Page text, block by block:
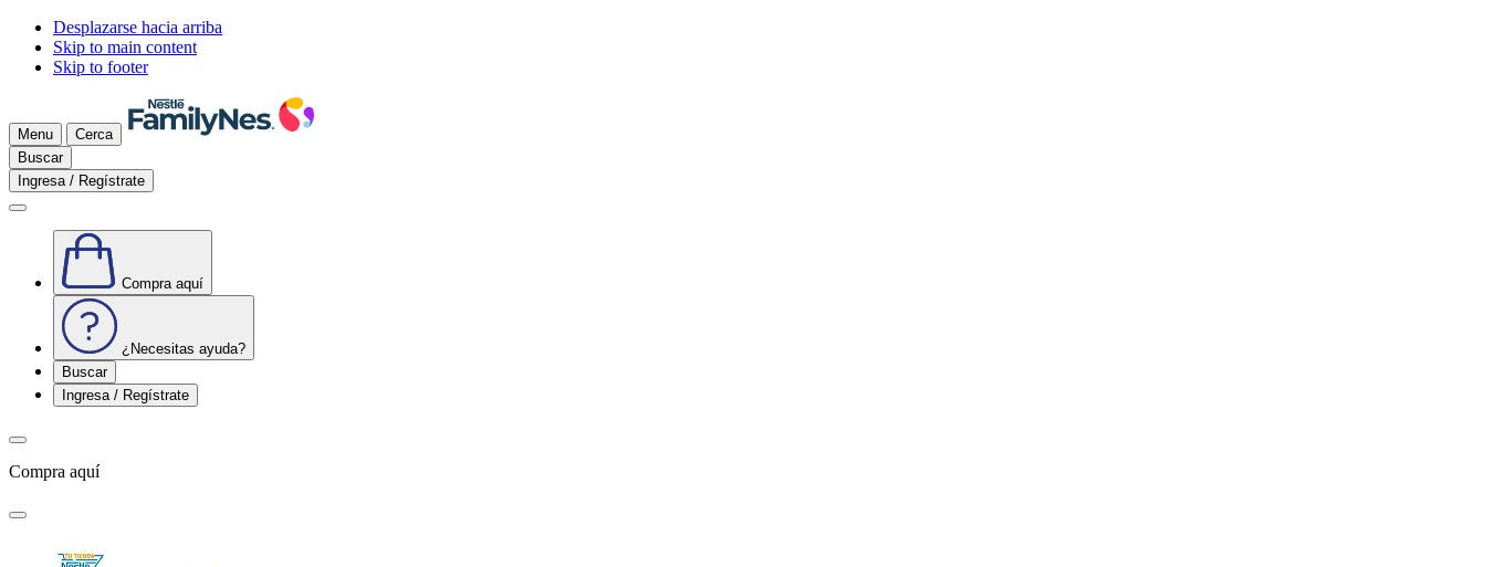
Desplazarse hacia arriba
Skip to main content
Skip to footer
Menu
Cerca
Buscar
Ingresa / Regístrate
Compra aquí
¿Necesitas ayuda?
Buscar
Ingresa / Regístrate
Compra aquí